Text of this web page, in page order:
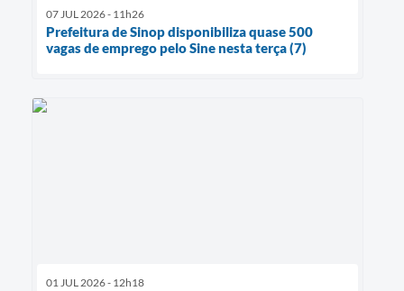
07 JUL 2026 - 11h26
Prefeitura de Sinop disponibiliza quase 500
vagas de emprego pelo Sine nesta terça (7)
01 JUL 2026 - 12h18